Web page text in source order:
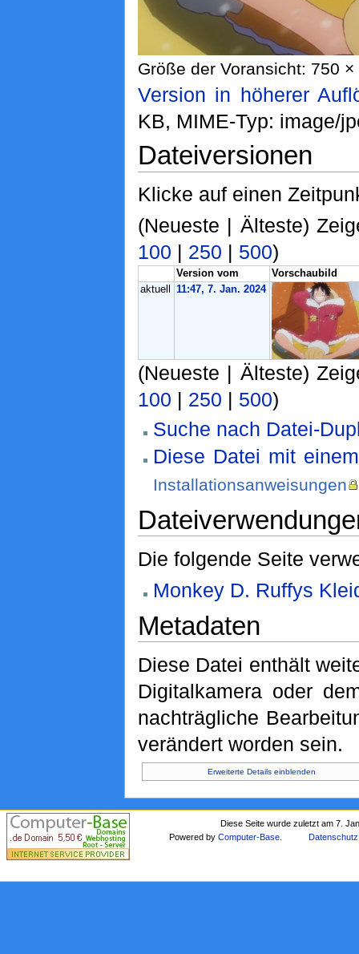
Größe der Voransicht: 750
Version in höherer
KB, MIME-Typ: image/
Dateiversionen
Klicke auf einen
(Neueste | Älteste)
100 | 250 | 500)
Version vom
Vorschaubild
aktuell
11:47, 7. Jan. 2024
(Neueste | Älteste)
100 | 250 | 500)
Suche nach Datei-
Diese Datei mit
Installationsanweisungen
Die folgende Seite
Monkey D. Ruffys
Metadaten
Diese Datei enthält
Digitalkamera oder
nachträgliche
verändert worden sein.
Erweiterte Details einblenden
Diese Seite wurde zuletzt am 7.
Powered byComputer-Base Datenschutz